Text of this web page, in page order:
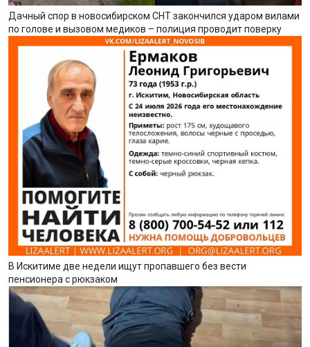
Дачный спор в новосибирском СНТ закончился ударом вилами
по голове и вызовом медиков – полиция проводит поверку
В Искитиме две недели ищут пропавшего без вести
пенсионера с рюкзаком